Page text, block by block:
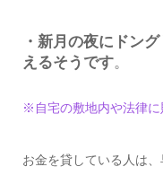
・新月の夜にドン
えるそうです。
※自宅の敷地内や法律に
お金を貸している人は